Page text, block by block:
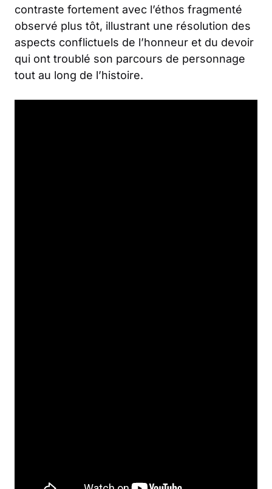
contraste fortement avec l’éthos fragmenté
observé plus tôt, illustrant une résolution des
aspects conflictuels de l’honneur et du devoir
qui ont troublé son parcours de personnage
tout au long de l’histoire.